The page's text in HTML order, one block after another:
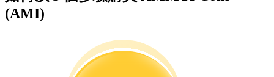
包含交易情況等的大數據分析
(AMI)